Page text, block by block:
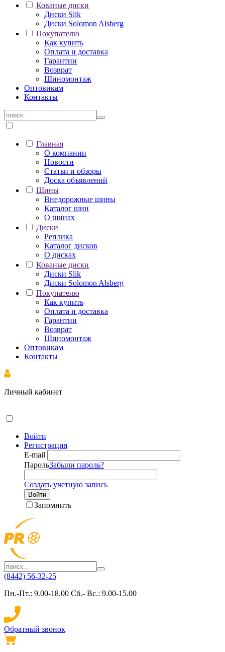
Кованые диски
Диски Slik
Диски Solomon Alsberg
Покупателю
Как купить
Оплата и доставка
Гарантии
Возврат
Шиномонтаж
Оптовикам
Контакты
Главная
О компании
Новости
Статьи и обзоры
Доска объявлений
Шины
Внедорожные шины
Каталог шин
О шинах
Диски
Реплика
Каталог дисков
О дисках
Кованые диски
Диски Slik
Диски Solomon Alsberg
Покупателю
Как купить
Оплата и доставка
Гарантии
Возврат
Шиномонтаж
Оптовикам
Контакты
Личный кабинет
Войти
Регистрация
E-mail
ПарольЗабыли пароль?
Создать учетную запись
Войти
Запомнить
(8442) 56-32-25
Пн.-Пт.: 9.00-18.00 Сб.- Вс.: 9.00-15.00
Обратный звонок